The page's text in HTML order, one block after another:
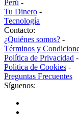
Perú -
Tu Dinero -
Tecnología
Contacto:
¿Quiénes somos? -
Términos y
Política de Privacidad -
Politica de Cookies -
Preguntas Frecuentes
Síguenos: